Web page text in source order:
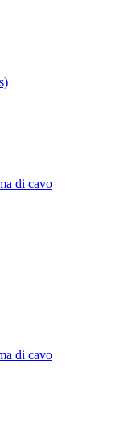
di cavo
di cavo